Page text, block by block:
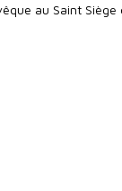
au Saint Siège